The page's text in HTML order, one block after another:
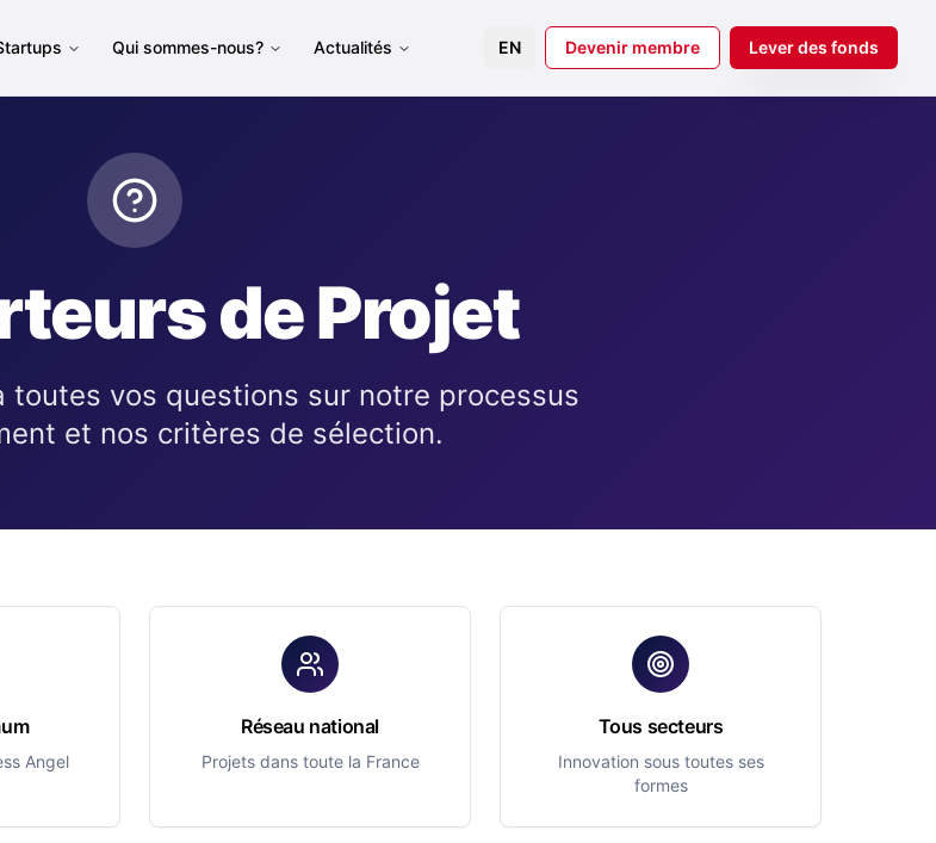
Qui sommes-nous? Actualités EN Devenir membre Lever des fonds
de Projet
toutes vos questions sur notre processus
et nos critères de sélection.
Angel
Réseau national
Projets dans toute la France
Tous secteurs
Innovation sous toutes ses
formes